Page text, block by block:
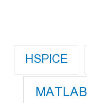
HSPICE
MATLAB